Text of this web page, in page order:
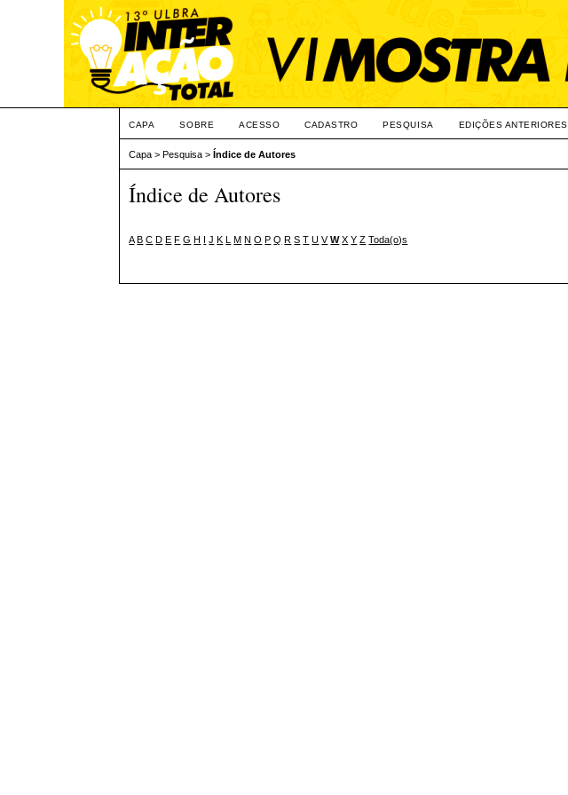
CAPA SOBRE ACESSO CADASTRO PESQUISA EDIÇÕES ANTERIORES
Capa >Pesquisa >Índice de Autores
Índice de Autores
A B C D E F G H I J K L M N O P Q R S T U V W X Y Z Toda(o)s